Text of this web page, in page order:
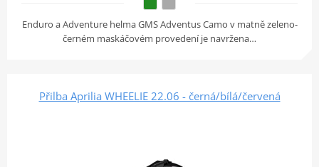
Enduro a Adventure helma GMS Adventus Camo v matně zeleno-
černém maskáčovém provedení je navržena…
Přilba Aprilia WHEELIE 22.06 - černá/bílá/červená